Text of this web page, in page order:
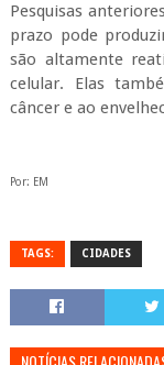
Pesquisas
prazo pode
são altamente
celular. Elas
câncer e ao
Por: EM
TAGS: CIDADES